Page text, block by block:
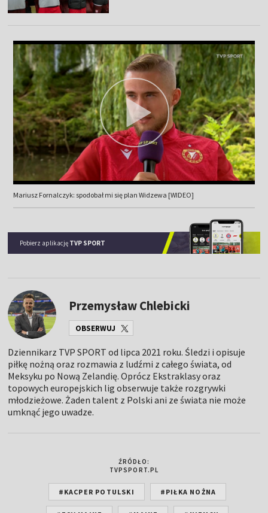
Mariusz Fornalczyk: spodobał mi się plan Widzewa [WIDEO]
Pobierz aplikację TVP SPORT
Przemysław Chlebicki
OBSERWUJ
Dziennikarz TVP SPORT od lipca 2021 roku. Śledzi i opisuje
piłkę nożną oraz rozmawia z ludźmi z całego świata, od
Meksyku po Nową Zelandię. Oprócz Ekstraklasy oraz
topowych europejskich lig obserwuje także rozgrywki
młodzieżowe. Żaden talent z Polski ani ze świata nie może
umknąć jego uwadze.
ŹRÓDŁO:
TVPSPORT.PL
#KACPER POTULSKI #PIŁKA NOŻNA